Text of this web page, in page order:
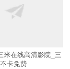
米在线高清影院_三
卡免费